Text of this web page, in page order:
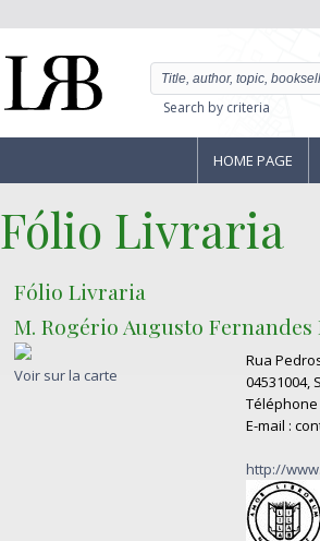
Search by criteria
HOME PAGE
Fólio Livraria
Fólio Livraria
M. Rogério Augusto Fernandes
Voir sur la carte
Rua
04531004,
Téléphone
E-mail :
http://